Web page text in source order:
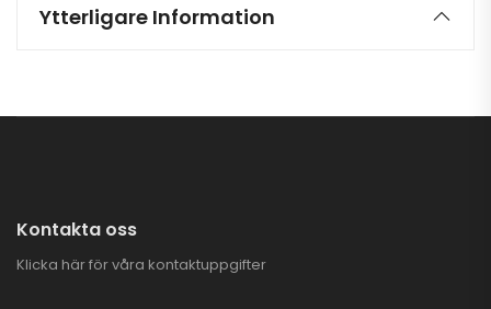
Ytterligare Information
Kontakta oss
Klicka här för våra kontaktuppgifter